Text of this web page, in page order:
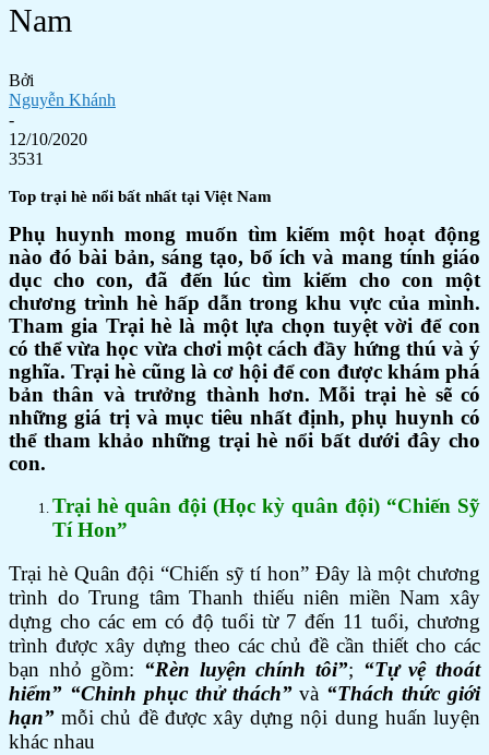
Nam
Bởi
Nguyễn Khánh
-
12/10/2020
3531
Top trại hè nổi bất nhất tại Việt Nam
Phụ huynh mong muốn tìm kiếm một hoạt động
nào đó bài bản, sáng tạo, bổ ích và mang tính giáo
dục cho con, đã đến lúc tìm kiếm cho con một
chương trình hè hấp dẫn trong khu vực của mình.
Tham gia Trại hè là một lựa chọn tuyệt vời để con
có thể vừa học vừa chơi một cách đầy hứng thú và ý
nghĩa. Trại hè cũng là cơ hội để con được khám phá
bản thân và trưởng thành hơn. Mỗi trại hè sẽ có
những giá trị và mục tiêu nhất định, phụ huynh có
thể tham khảo những trại hè nổi bất dưới đây cho
con.
Trại hè quân đội (Học kỳ quân đội) “Chiến Sỹ
Tí Hon”
Trại hè Quân đội “Chiến sỹ tí hon” Đây là một chương
trình do Trung tâm Thanh thiếu niên miền Nam xây
dựng cho các em có độ tuổi từ 7 đến 11 tuổi, chương
trình được xây dựng theo các chủ đề cần thiết cho các
bạn nhỏ gồm: “Rèn luyện chính tôi”; “Tự vệ thoát
hiểm” “Chinh phục thử thách”và “Thách thức giới
hạn”mỗi chủ đề được xây dựng nội dung huấn luyện
khác nhau